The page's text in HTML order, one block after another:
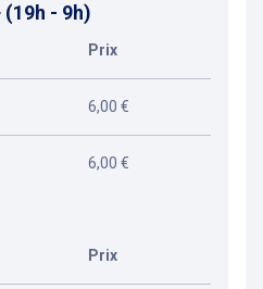
- 9h)
Prix
6,00 €
6,00 €
Prix